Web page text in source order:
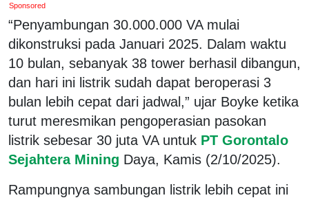
Sponsored
“Penyambungan 30.000.000 VA mulai
dikonstruksi pada Januari 2025. Dalam waktu
10 bulan, sebanyak 38 tower berhasil dibangun,
dan hari ini listrik sudah dapat beroperasi 3
bulan lebih cepat dari jadwal,” ujar Boyke ketika
turut meresmikan pengoperasian pasokan
listrik sebesar 30 juta VA untuk PT Gorontalo
Sejahtera Mining Daya, Kamis (2/10/2025).
Rampungnya sambungan listrik lebih cepat ini